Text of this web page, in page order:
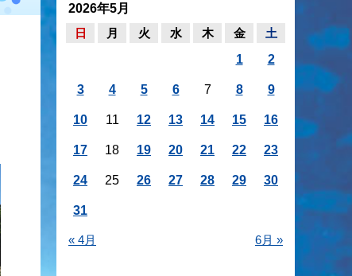
2026年5月
日
月 火 水 木 金 土
« 4月 6月 »
1 2
3 4 5 6 7 8 9
10 11 12 13 14 15 16
17 18 19 20 21 22 23
24 25 26 27 28 29 30
31